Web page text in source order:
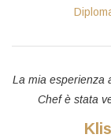
La mia esperienza
Chef è stata